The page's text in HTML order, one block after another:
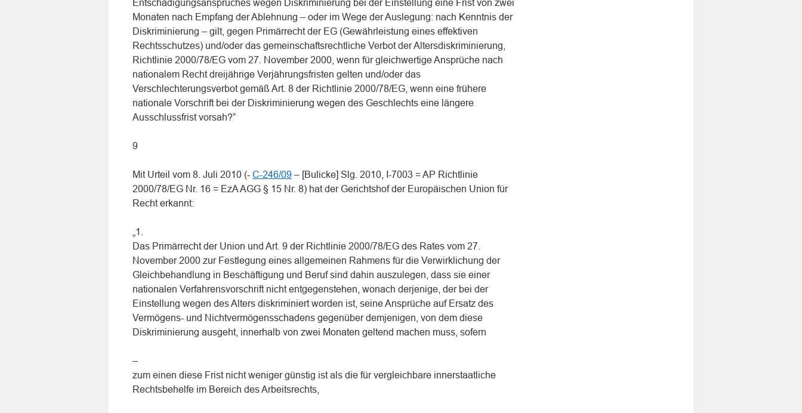
Entschädigungsanspruches wegen Diskriminierung bei der Einstellung eine Frist von zwei
Monaten nach Empfang der Ablehnung – oder im Wege der Auslegung: nach Kenntnis der
Diskriminierung – gilt, gegen Primärrecht der EG (Gewährleistung eines effektiven
Rechtsschutzes) und/oder das gemeinschaftsrechtliche Verbot der Altersdiskriminierung,
Richtlinie 2000/78/EG vom 27. November 2000, wenn für gleichwertige Ansprüche nach
nationalem Recht dreijährige Verjährungsfristen gelten und/oder das
Verschlechterungsverbot gemäß Art. 8 der Richtlinie 2000/78/EG, wenn eine frühere
nationale Vorschrift bei der Diskriminierung wegen des Geschlechts eine längere
Ausschlussfrist vorsah?“
9
Mit Urteil vom 8. Juli 2010 (- C-246/09 – [Bulicke] Slg. 2010, I-7003 = AP Richtlinie
2000/78/EG Nr. 16 = EzA AGG § 15 Nr. 8) hat der Gerichtshof der Europäischen Union für
Recht erkannt:
„1.
Das Primärrecht der Union und Art. 9 der Richtlinie 2000/78/EG des Rates vom 27.
November 2000 zur Festlegung eines allgemeinen Rahmens für die Verwirklichung der
Gleichbehandlung in Beschäftigung und Beruf sind dahin auszulegen, dass sie einer
nationalen Verfahrensvorschrift nicht entgegenstehen, wonach derjenige, der bei der
Einstellung wegen des Alters diskriminiert worden ist, seine Ansprüche auf Ersatz des
Vermögens- und Nichtvermögensschadens gegenüber demjenigen, von dem diese
Diskriminierung ausgeht, innerhalb von zwei Monaten geltend machen muss, sofern
–
zum einen diese Frist nicht weniger günstig ist als die für vergleichbare innerstaatliche
Rechtsbehelfe im Bereich des Arbeitsrechts,